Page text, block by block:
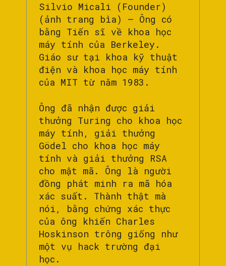
Silvio Micali (Founder)
(ảnh trang bìa) – Ông có
bằng Tiến sĩ về khoa học
máy tính của Berkeley.
Giáo sư tại khoa kỹ thuật
điện và khoa học máy tính
của MIT từ năm 1983.
Ông đã nhận được giải
thưởng Turing cho khoa học
máy tính, giải thưởng
Gödel cho khoa học máy
tính và giải thưởng RSA
cho mật mã. Ông là người
đồng phát minh ra mã hóa
xác suất. Thành thật mà
nói, bằng chứng xác thực
của ông khiến Charles
Hoskinson trông giống như
một vụ hack trường đại
học.